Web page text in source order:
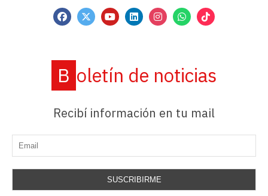
Boletín de noticias
Recibí información en tu mail
SUSCRIBIRME